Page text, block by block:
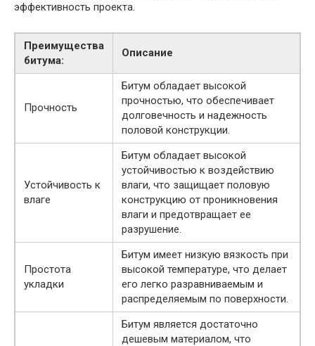
эффективность проекта.
Преимущества
битума:
Описание
Прочность
Битум обладает высокой
прочностью, что обеспечивает
долговечность и надежность
половой конструкции.
Устойчивость к
влаге
Битум обладает высокой
устойчивостью к воздействию
влаги, что защищает половую
конструкцию от проникновения
влаги и предотвращает ее
разрушение.
Простота
укладки
Битум имеет низкую вязкость при
высокой температуре, что делает
его легко разравниваемым и
распределяемым по поверхности.
Битум является достаточно
дешевым материалом, что